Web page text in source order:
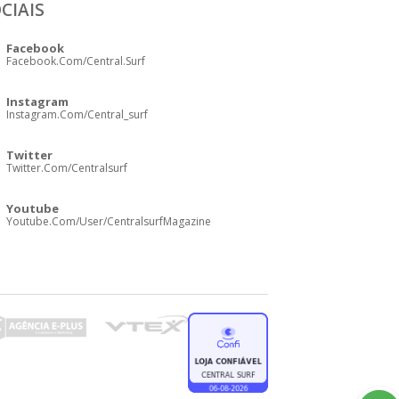
Facebook
Facebook.com/central.surf
Instagram
Instagram.com/central_surf
Twitter
Twitter.com/centralsurf
Youtube
Youtube.com/user/CentralsurfMagazine